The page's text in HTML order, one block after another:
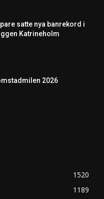
satte nya banrekord i
Katrineholm
2026
1520
1189